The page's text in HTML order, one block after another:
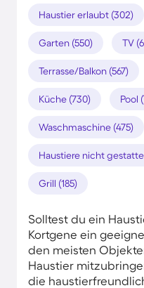
Haustier erlaubt (302)
Garten (550) TV
Terrasse/Balkon (567)
Küche (730) Pool
Waschmaschine (475)
Haustiere nicht
Grill (185)
Solltest du ein
Kortgene ein
den meisten
Haustier
die